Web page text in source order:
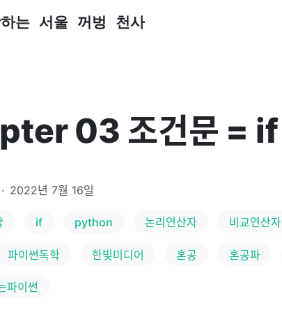
는 서울 꺼벙 천사
03 조건문 = if
· 2022년 7월 16일
if python 논리연산자 비교연산자
파이썬독학 한빛미디어 혼공 혼공파
파이썬